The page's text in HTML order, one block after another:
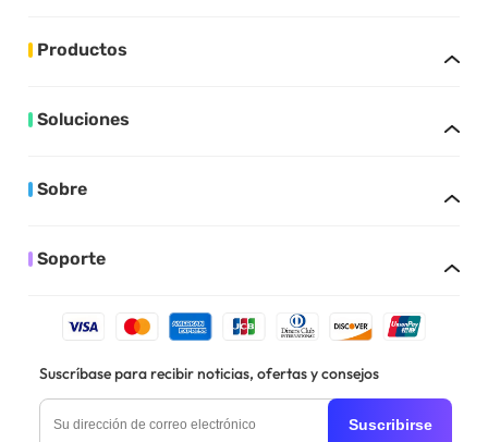
Productos
Soluciones
Sobre
Soporte
Suscríbase para recibir noticias, ofertas y consejos
Suscribirse